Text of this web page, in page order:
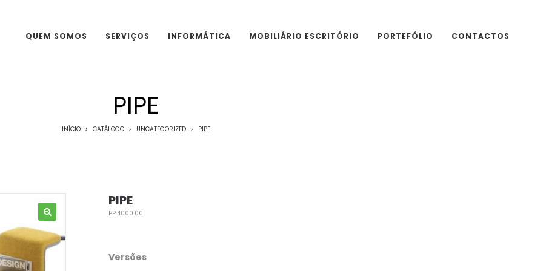
QUEM SOMOS SERVIÇOS INFORMÁTICA MOBILIÁRIO ESCRITÓRIO PORTEFÓLIO CONTACTOS
PIPE
INÍCIO CATÁLOGO UNCATEGORIZED PIPE
PIPE
PP.4000.00
Versões